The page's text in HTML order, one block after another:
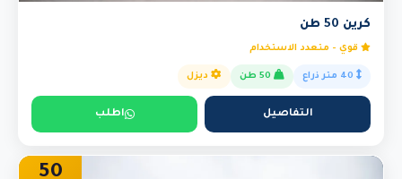
كرين 50 طن
قوي - متعدد الاستخدام
ديزل
التفاصيل اطلب
50